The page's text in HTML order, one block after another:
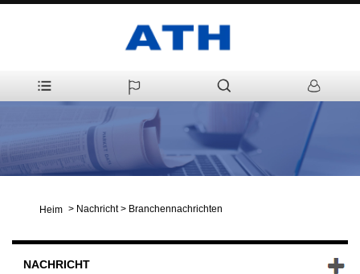
Heim > Nachricht > Branchennachrichten
NACHRICHT